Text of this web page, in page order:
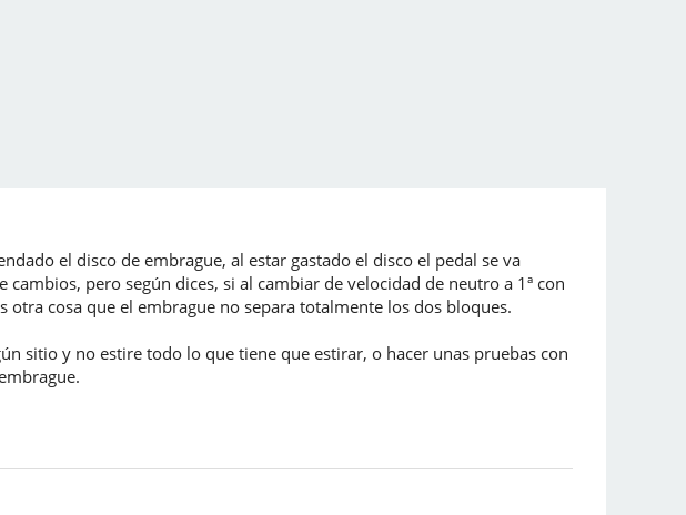
el disco de embrague, al estar gastado el disco el pedal se va
pero según dices, si al cambiar de velocidad de neutro a 1ª con
cosa que el embrague no separa totalmente los dos bloques.
sitio y no estire todo lo que tiene que estirar, o hacer unas pruebas con